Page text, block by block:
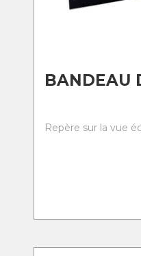
BANDEAU
Repère sur la vue